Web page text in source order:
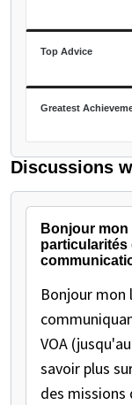
Top Advice
Greatest
Discussions
Bonjour
particularités
Bonjour mon
VOA
savoir plus
des